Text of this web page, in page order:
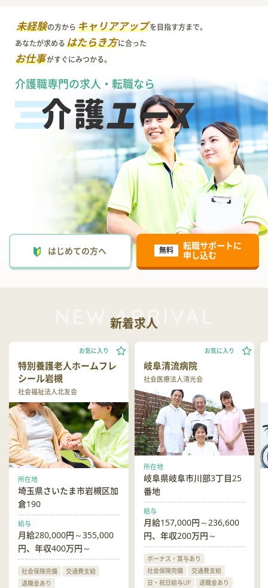
未経験の方からキャリアアップを目指す方まで。
あなたが求めるはたらき方に合った
お仕事がすぐにみつかる。
介護職専門の求人・転職なら
はじめての方へ 無料
転職サポートに
申し込む
新着求人
特別養護老人ホームフレ
シール岩槻
社会福祉法人北友会
お気に入り
所在地
埼玉県さいたま市岩槻区加
倉190
給与
月給280,000円～355,000
円、年収400万円～
社会保険完備
交通費支給
退職金あり
岐阜清流病院
社会医療法人清光会
お気に入り
所在地
岐阜県岐阜市川部3丁目25
番地
給与
月給157,000円～236,600
円、年収200万円～
ボーナス・賞与あり
社会保険完備
交通費支給
日・祝日給与UP
退職金あり